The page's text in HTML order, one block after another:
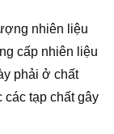
nhiên liệu
cấp nhiên liệu
phải ở chất
các tạp chất gây